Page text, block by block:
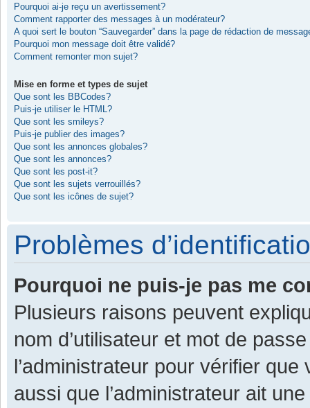
Pourquoi ai-je reçu un avertissement?
Comment rapporter des messages à un modérateur?
A quoi sert le bouton “Sauvegarder” dans la page de rédaction de
Pourquoi mon message doit être validé?
Comment remonter mon sujet?
Mise en forme et types de sujet
Que sont les BBCodes?
Puis-je utiliser le HTML?
Que sont les smileys?
Puis-je publier des images?
Que sont les annonces globales?
Que sont les annonces?
Que sont les post-it?
Que sont les sujets verrouillés?
Que sont les icônes de sujet?
Problèmes
Pourquoi ne puis-je pas me
Plusieurs raisons peuvent
nom d’utilisateur et mot de
l’administrateur pour vérifier
aussi que l’administrateur ait